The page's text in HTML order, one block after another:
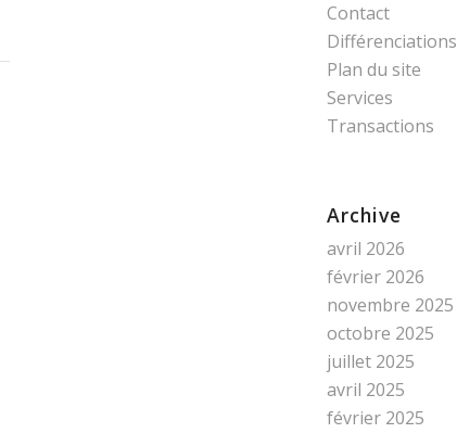
Contact
Différenciations
Plan du site
Services
Transactions
Archive
avril 2026
février 2026
novembre 2025
octobre 2025
juillet 2025
avril 2025
février 2025